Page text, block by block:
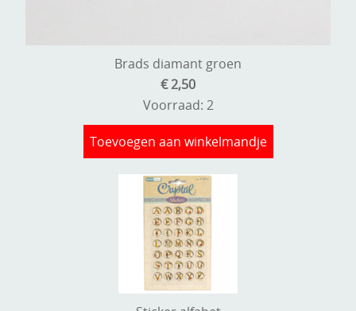
Brads diamant groen
€ 2,50
Voorraad: 2
Toevoegen aan winkelmandje